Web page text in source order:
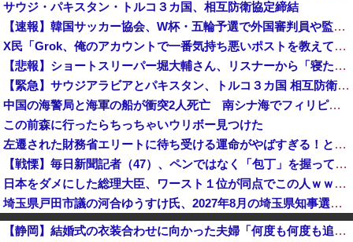
サウジ・パキスタン・トルコ３カ国、相互防衛協定締結
【速報】韓国サッカー協会、W杯・五輪予選で外国審判員や監督官を性接待！！！！
X民「Grok、俺のアカウントで一番気持ち悪いポストを教えて」→超火力の回答に完全敗北するｗｗｗｗｗ
【悲報】ショートスリーパー堀大輔さん、リスナーから「寝たほうがいい！」と言われてガチギレし炎上 → 高須幹也医師の医学的アドバイスに激昂 ｗｗｗ...
【緊急】サウジアラビアとパキスタン、トルコ３カ国 相互防衛協定締結
中国の海警局と海軍の船が衝突2人死亡 南シナ海でフィリピン船を追跡中、公表までに1年
この前森に行ったらちっちゃいウリボー見つけた
左遷された財務省エリートに待ち受ける運命がやばすぎる！と話題に、経歴自体はとんでもないものだが……
【戦慄】毎日新聞記者（47）、ペンではなく「包丁」を握ってしまった結果・・・・・
日本をダメにした総理大臣、ワースト１位が同点でこの人ｗｗｗｗｗｗ
埼玉県戸田市議の河合ゆうすけ氏、2027年8月の埼玉県知事選への立候補を表明
日本人はBYDの軽EV「ラッコ」をどう見ているのか―中国メディア [8/7]
【静岡】結婚式の衣装合わせに向かった夫婦「何度も何度も追突され…何が目的か本当に理解できない」東名高速で続いた約1.7キロの追突